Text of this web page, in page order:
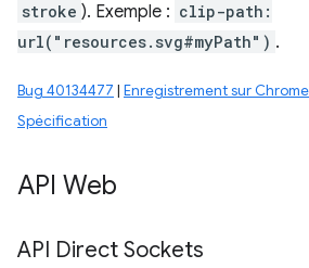
stroke ). Exemple : clip-path:
url("resources.svg#myPath") .
Bug 40134477 | Enregistrement sur
Spécification
API Web
API Direct Sockets